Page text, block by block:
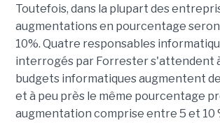
Toutefois, dans la plupart des
augmentations en pourcentage
10%. Quatre responsables
interrogés par Forrester s'attendent
budgets informatiques augmentent de
et à peu près le même pourcentage
augmentation comprise entre 5 et 10